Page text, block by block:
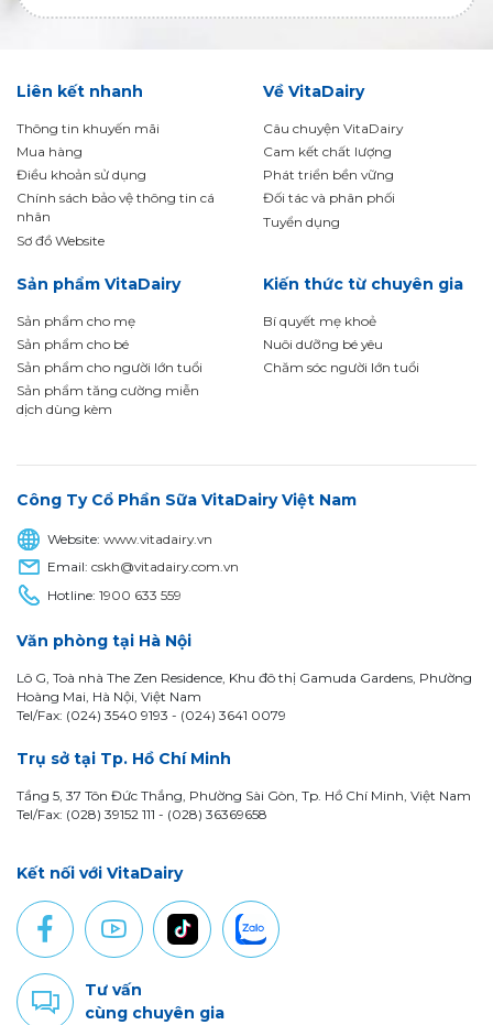
Liên kết nhanh
Thông tin khuyến mãi
Mua hàng
Điều khoản sử dụng
Chính sách bảo vệ thông tin cá
nhân
Sơ đồ Website
Về VitaDairy
Câu chuyện VitaDairy
Cam kết chất lượng
Phát triển bền vững
Đối tác và phân phối
Tuyển dụng
Sản phẩm VitaDairy
Sản phẩm cho mẹ
Sản phẩm cho bé
Sản phẩm cho người lớn tuổi
Sản phẩm tăng cường miễn
dịch dùng kèm
Kiến thức từ chuyên gia
Bí quyết mẹ khoẻ
Nuôi dưỡng bé yêu
Chăm sóc người lớn tuổi
Công Ty Cổ Phần Sữa VitaDairy Việt Nam
Website:www.vitadairy.vn
Email:cskh@vitadairy.com.vn
Hotline:1900 633 559
Văn phòng tại Hà Nội
Lô G, Toà nhà The Zen Residence, Khu đô thị Gamuda Gardens, Phường
Hoàng Mai, Hà Nội, Việt Nam
Tel/Fax: (024) 3540 9193 - (024) 3641 0079
Trụ sở tại Tp. Hồ Chí Minh
Tầng 5, 37 Tôn Đức Thắng, Phường Sài Gòn, Tp. Hồ Chí Minh, Việt Nam
Tel/Fax: (028) 39152 111 - (028) 36369658
Kết nối với VitaDairy
Tư vấn
cùng chuyên gia